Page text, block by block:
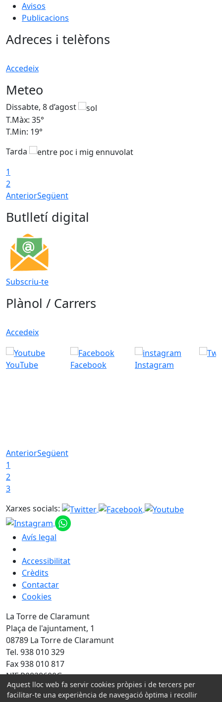
Avisos
Publicacions
Adreces i telèfons
Accedeix
Meteo
Dissabte, 8 d’agost
T.Màx: 35°
T.Min: 19°
Tarda
1
2
AnteriorSegüent
Butlletí digital
Subscriu-te
Plànol / Carrers
Accedeix
YouTube Facebook Instagram
AnteriorSegüent
1
2
3
Xarxes socials:
Avís legal
Accessibilitat
Crèdits
Contactar
Cookies
La Torre de Claramunt
Plaça de l'ajuntament, 1
08789 La Torre de Claramunt
Tel. 938 010 329
Fax 938 010 817
NIF P0828600G
Amb la col·laboració de:
Aquest lloc web fa servir cookies pròpies i de tercers per
facilitar-te una experiència de navegació òptima i recollir